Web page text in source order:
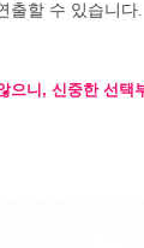
출할 수 있습니다.
으니, 신중한 선택